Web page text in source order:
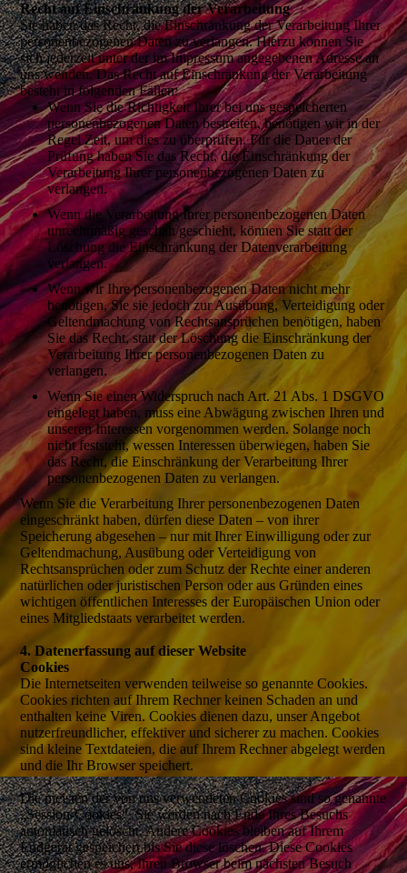
Recht auf Einschränkung der Verarbeitung
Sie haben das Recht, die Einschränkung der Verarbeitung Ihrer
personenbezogenen Daten zu verlangen. Hierzu können Sie
sich jederzeit unter der im Impressum angegebenen Adresse an
uns wenden. Das Recht auf Einschränkung der Verarbeitung
besteht in folgenden Fällen:
Wenn Sie die Richtigkeit Ihrer bei uns gespeicherten
personenbezogenen Daten bestreiten, benötigen wir in der
Regel Zeit, um dies zu überprüfen. Für die Dauer der
Prüfung haben Sie das Recht, die Einschränkung der
Verarbeitung Ihrer personenbezogenen Daten zu
verlangen.
Wenn die Verarbeitung Ihrer personenbezogenen Daten
unrechtmäßig geschah/geschieht, können Sie statt der
Löschung die Einschränkung der Datenverarbeitung
verlangen.
Wenn wir Ihre personenbezogenen Daten nicht mehr
benötigen, Sie sie jedoch zur Ausübung, Verteidigung oder
Geltendmachung von Rechtsansprüchen benötigen, haben
Sie das Recht, statt der Löschung die Einschränkung der
Verarbeitung Ihrer personenbezogenen Daten zu
verlangen.
Wenn Sie einen Widerspruch nach Art. 21 Abs. 1 DSGVO
eingelegt haben, muss eine Abwägung zwischen Ihren und
unseren Interessen vorgenommen werden. Solange noch
nicht feststeht, wessen Interessen überwiegen, haben Sie
das Recht, die Einschränkung der Verarbeitung Ihrer
personenbezogenen Daten zu verlangen.
Wenn Sie die Verarbeitung Ihrer personenbezogenen Daten
eingeschränkt haben, dürfen diese Daten – von ihrer
Speicherung abgesehen – nur mit Ihrer Einwilligung oder zur
Geltendmachung, Ausübung oder Verteidigung von
Rechtsansprüchen oder zum Schutz der Rechte einer anderen
natürlichen oder juristischen Person oder aus Gründen eines
wichtigen öffentlichen Interesses der Europäischen Union oder
eines Mitgliedstaats verarbeitet werden.
4. Datenerfassung auf dieser Website
Cookies
Die Internetseiten verwenden teilweise so genannte Cookies.
Cookies richten auf Ihrem Rechner keinen Schaden an und
enthalten keine Viren. Cookies dienen dazu, unser Angebot
nutzerfreundlicher, effektiver und sicherer zu machen. Cookies
sind kleine Textdateien, die auf Ihrem Rechner abgelegt werden
und die Ihr Browser speichert.
Die meisten der von uns verwendeten Cookies sind so genannte
„Session-Cookies“. Sie werden nach Ende Ihres Besuchs
automatisch gelöscht. Andere Cookies bleiben auf Ihrem
Endgerät gespeichert bis Sie diese löschen. Diese Cookies
ermöglichen es uns, Ihren Browser beim nächsten Besuch